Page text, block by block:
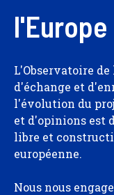
l'Europe
L'Observatoire
d'échange et
l'évolution du
et d'opinions est
libre et
européenne.
Nous nous